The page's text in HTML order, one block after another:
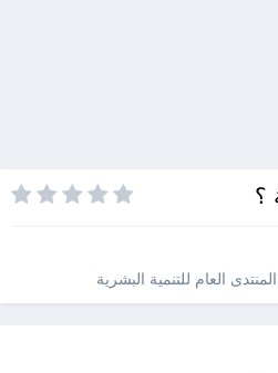
؟
المنتدى العام للتنمية البشرية